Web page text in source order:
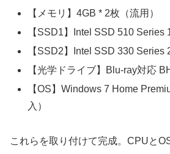
【メモリ】4GB * 2枚（流用）
【SSD1】Intel SSD 510 Series
【SSD2】Intel SSD 330 Series
【光学ドライブ】Blu-ray対応
【OS】Windows 7 Home
入）
これらを取り付けて完成。CPUと